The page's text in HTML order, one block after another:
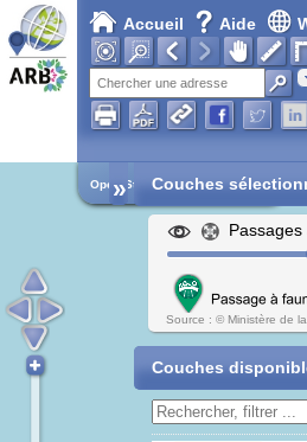
Accueil Aide
Open Street Map
» Couches
Source : © Ministère de
Couches